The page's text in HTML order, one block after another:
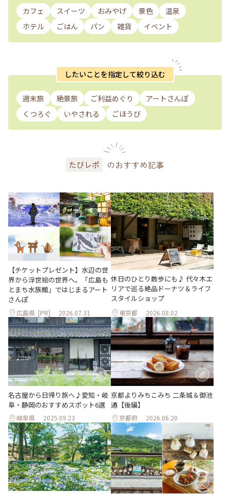
カフェ スイーツ おみやげ 景色
温泉
ホテル
ごはん パン 雑貨 イベント
したいことを指定して絞り込む
週末旅 絶景旅 ご利益めぐり
アートさんぽ
くつろぐ
いやされる ごほうび
たびレポ のおすすめ記事
【チケットプレゼント】水辺の世
界から浮世絵の世界へ。「広島も
とまち水族館」ではじまるアート
さんぽ
広島県 [PR] 2026.07.31
休日のひとり散歩にも♪ 代々木エ
リアで巡る絶品ドーナツ＆ライフ
スタイルショップ
東京都 2026.08.02
名古屋から日帰り旅へ♪愛知・岐
阜・静岡のおすすめスポット6選
岐阜県 2025.09.23
京都よりみちこみち 二条城＆御池
通【後編】
京都府 2026.06.20